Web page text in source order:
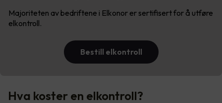
Majoriteten av bedriftene i Elkonor er sertifisert for å utføre
elkontroll.
Bestill elkontroll
Hva koster en elkontroll?